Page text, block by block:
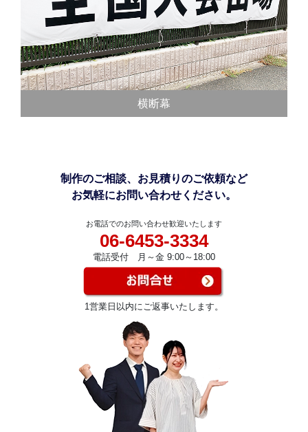
横断幕
制作のご相談、お見積りのご依頼など
お気軽にお問い合わせください。
お電話でのお問い合わせ歓迎いたします
06-6453-3334
電話受付 月～金 9:00～18:00
1営業日以内にご返事いたします。